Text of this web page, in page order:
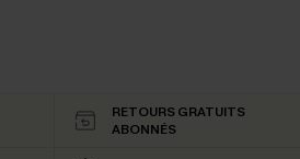
RETOURS GRATUITS
ABONNÉS